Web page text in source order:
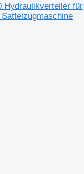
Hydraulikverteiler für